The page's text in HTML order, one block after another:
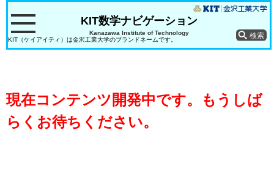
Kanazawa Institute of Technology
KIT数学ナビゲーション
KIT（ケイアイティ）は金沢工業大学のブランドネームです。
現在コンテンツ開発中です。もうしば
らくお待ちください。